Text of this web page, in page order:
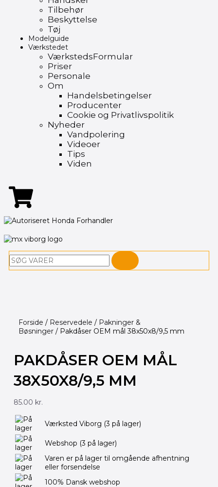
Tilbehør
Beskyttelse
Tøj
Modelguide
Værkstedet
VærkstedsFormular
Priser
Personale
Om
Handelsbetingelser
Producenter
Cookie og Privatlivspolitik
Nyheder
Vandpolering
Videoer
Tips
Viden
Søg
Forside / Reservedele / Pakninger &
Bøsninger / Pakdåser OEM mål 38x50x8/9,5 mm
PAKDÅSER OEM MÅL
38X50X8/9,5 MM
85.00 kr.
Værksted Viborg (3 på lager)
Webshop (3 på lager)
Varen er på lager til omgående afhentning
eller forsendelse
100% Dansk webshop
Pakdåser
OEM
mål
38x50x8/9,5
mm
antal